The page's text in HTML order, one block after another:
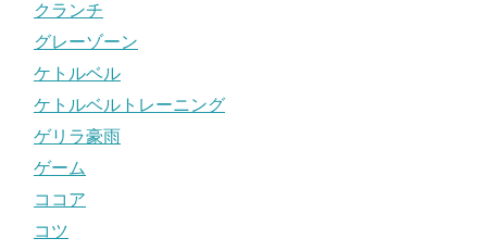
クランチ
グレーゾーン
ケトルベル
ケトルベルトレーニング
ゲリラ豪雨
ゲーム
ココア
コツ